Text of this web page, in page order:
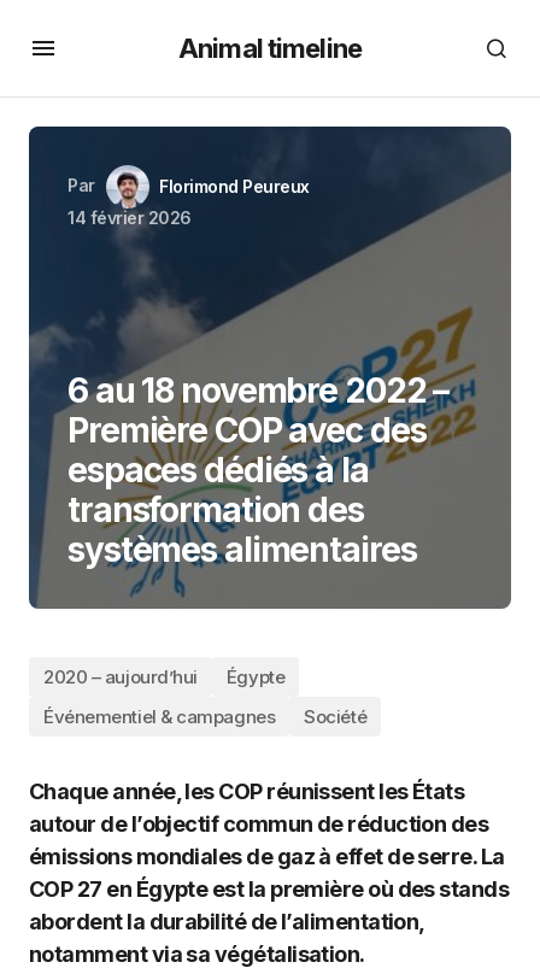
Animal timeline
Par
Florimond Peureux
14 février 2026
6 au 18 novembre 2022 –
Première COP avec des
espaces dédiés à la
transformation des
systèmes alimentaires
2020 – aujourd’hui
Égypte
Événementiel & campagnes
Société
Chaque année, les COP réunissent les États
autour de l’objectif commun de réduction des
émissions mondiales de gaz à effet de serre. La
COP 27 en Égypte est la première où des stands
abordent la durabilité de l’alimentation,
notamment via sa végétalisation.